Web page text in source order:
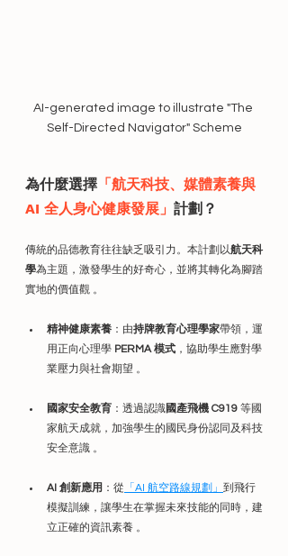
AI-generated image to illustrate "The
Self-Directed Navigator" Scheme
為什麼選擇 「航天科技、媒體素養與
AI 全人身心健康發展」 計劃？
傳統的品德教育往往缺乏吸引力。本計劃以航天科
學為主題，激發學生的好奇心，並將其轉化為腳踏
實地的價值觀 。
精神健康素養 ：由持牌教育心理學家帶領，運
用正向心理學 PERMA 模式 ，協助學生應對學
業壓力與社會期望 。
國家安全教育 ：透過認識國產飛機 C919 等國
家航天成就，加強學生的國民身份認同及科技
安全意識 。
AI 創新應用 ：從 「AI 航空路線規劃」 到飛行
模擬訓練，讓學生在掌握未來技能的同時，建
立正確的資訊素養 。